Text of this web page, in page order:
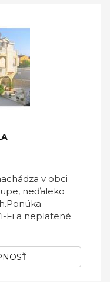
v obci
neďaleko
Fi a neplatené